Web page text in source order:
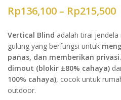
Rp136,100 – Rp215,500
Vertical Blind adalah tirai
gulung yang berfungsi untuk
panas, dan memberikan privasi
dimout (blokir ±80% cahaya)
100% cahaya), cocok untuk
outdoor.